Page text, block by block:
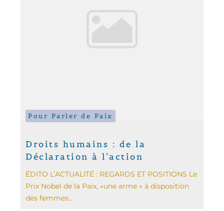
Pour Parler de Paix
Droits humains : de la
Déclaration à l’action
ÉDITO L’ACTUALITÉ : REGARDS ET POSITIONS Le
Prix Nobel de la Paix, »une arme » à disposition
des femmes...